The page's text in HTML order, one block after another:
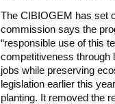
The CIBIOGEM has set
commission says the
“responsible use of this
competitiveness through
jobs while preserving
legislation earlier this
planting. It removed the